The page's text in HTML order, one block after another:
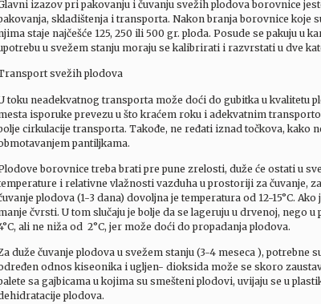
izazov pri pakovanju i čuvanju svežih plodova borovnice
skladištenja i transporta. Nakon branja borovnice koje
staje najčešće 125, 250 ili 500 gr. ploda. Posude se pakuju
u svežem stanju moraju se kalibrirati i razvrstati u dve
svežih plodova
toku neadekvatnog transporta može doći do gubitka u kvalitetu
isporuke prevezu u što kraćem roku i adekvatnim
cirkulacije transporta. Takođe, ne ređati iznad točkova, kako
pantiljkama.
borovnice treba brati pre pune zrelosti, duže će ostati u
i relativne vlažnosti vazduha u prostoriji za čuvanje,
plodova (1-3 dana) dovoljna je temperatura od 12-15°C.
čvrsti. U tom slučaju je bolje da se lageruju u drvenoj, nego
ali ne niža od 2°C, jer može doći do propadanja plodova.
duže čuvanje plodova u svežem stanju (3-4 meseca ),
odnos kiseonika i ugljen- dioksida može se skoro
sa gajbicama u kojima su smešteni plodovi, uvijaju se u
plodova.